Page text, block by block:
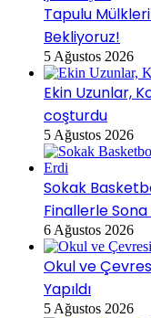
Tapulu
Bekliyoruz!
5 Ağustos 2026
Ekin Uzunlar,
coşturdu
5 Ağustos 2026
Sokak
Finallerle Sona
6 Ağustos 2026
Okul ve
Yapıldı
5 Ağustos 2026